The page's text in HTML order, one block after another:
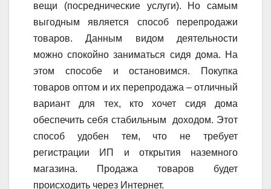
вещи (посреднические услуги). Но самым
выгодным является способ перепродажи
товаров. Данным видом деятельности
можно спокойно заниматься сидя дома. На
этом способе и остановимся. Покупка
товаров оптом и их перепродажа – отличный
вариант для тех, кто хочет сидя дома
обеспечить себя стабильным доходом. Этот
способ удобен тем, что не требует
регистрации ИП и открытия наземного
магазина. Продажа товаров будет
происходить через Интернет.